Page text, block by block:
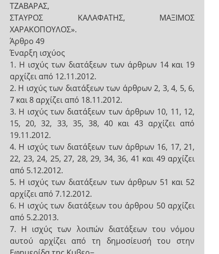
ΤΖΑΒΑΡΑΣ,
ΣΤΑΥΡΟΣ ΚΑΛΑΦΑΤΗΣ, ΜΑΞΙΜΟΣ
ΧΑΡΑΚΟΠΟΥΛΟΣ».
Άρθρο 49
Έναρξη ισχύος
1. Η ισχύς των διατάξεων των άρθρων 14 και 19
αρχίζει από 12.11.2012.
2. Η ισχύς των διατάξεων των άρθρων 2, 3, 4, 5, 6,
7 και 8 αρχίζει από 18.11.2012.
3. Η ισχύς των διατάξεων των άρθρων 10, 11, 12,
15, 20, 32, 33, 35, 38, 40 και 43 αρχίζει από
19.11.2012.
4. Η ισχύς των διατάξεων των άρθρων 16, 17, 21,
22, 23, 24, 25, 27, 28, 29, 34, 36, 41 και 49 αρχίζει
από 5.12.2012.
5. Η ισχύς των διατάξεων των άρθρων 51 και 52
αρχίζει από 7.12.2012.
6. Η ισχύς των διατάξεων του άρθρου 50 αρχίζει
από 5.2.2013.
7. Η ισχύς των λοιπών διατάξεων του νόμου
αυτού αρχίζει από τη δημοσίευσή του στην